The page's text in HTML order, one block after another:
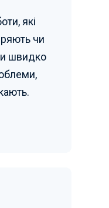
які
чи
швидко